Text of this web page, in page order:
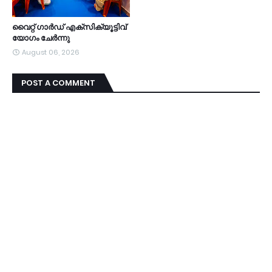
വൈറ്റ് ഗാർഡ് എക്സിക്യൂട്ടിവ്
യോഗം ചേർന്നു
August 06, 2026
POST A COMMENT